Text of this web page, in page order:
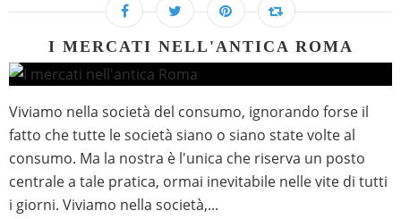
I MERCATI NELL'ANTICA ROMA
Viviamo nella società del consumo, ignorando forse il
fatto che tutte le società siano o siano state volte al
consumo. Ma la nostra è l'unica che riserva un posto
centrale a tale pratica, ormai inevitabile nelle vite di tutti
i giorni. Viviamo nella società,...